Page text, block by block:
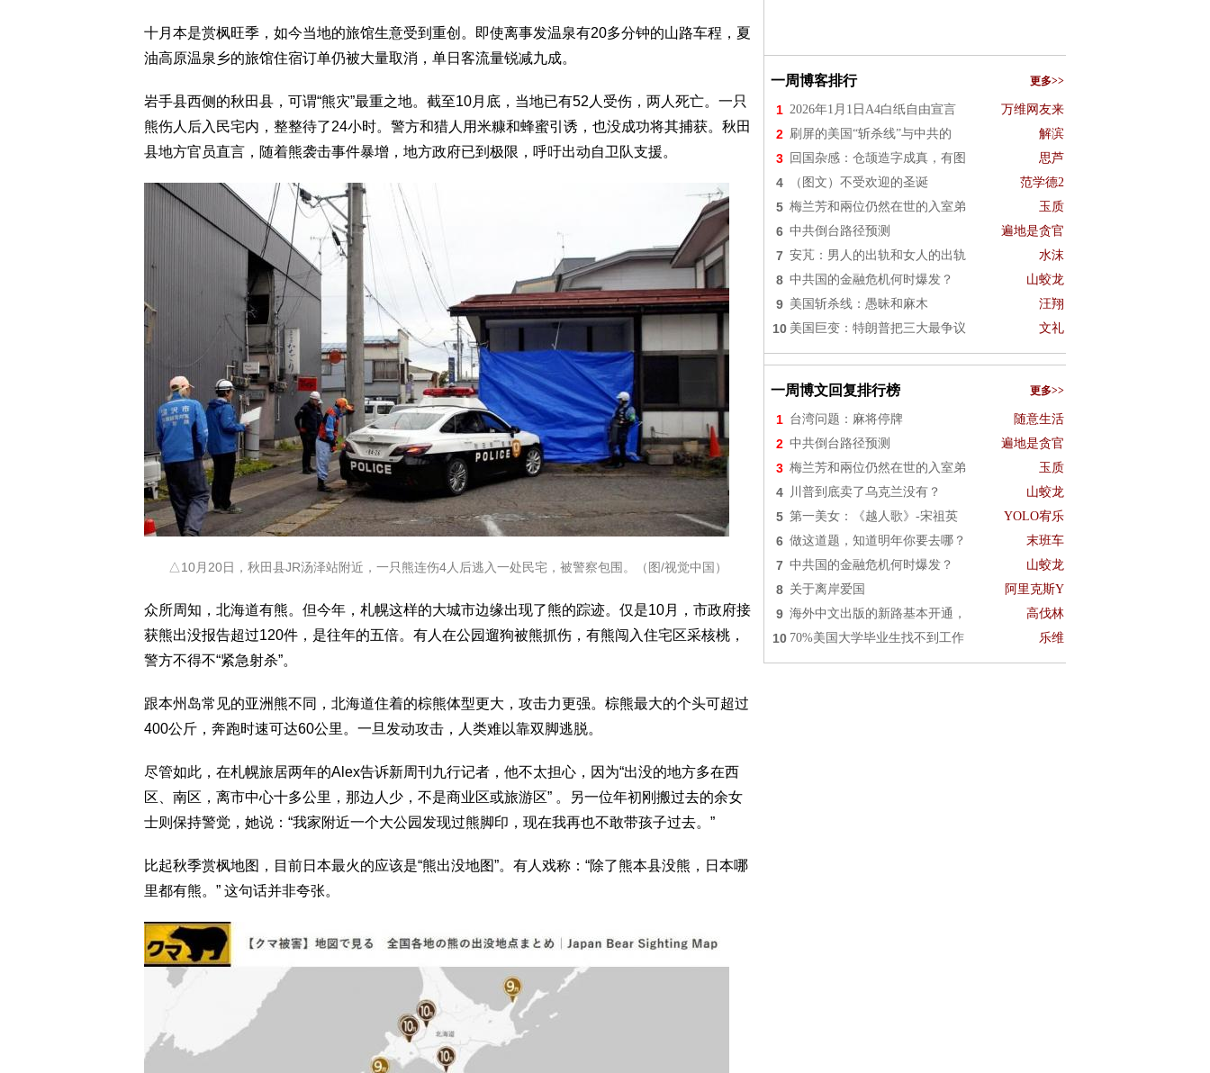
十月本是赏枫旺季，如今当地的旅馆生意受到重创。即使离事发温泉有20多分钟的山路车程，夏
油高原温泉乡的旅馆住宿订单仍被大量取消，单日客流量锐减九成。
岩手县西侧的秋田县，可谓“熊灾”最重之地。截至10月底，当地已有52人受伤，两人死亡。一只
熊伤人后入民宅内，整整待了24小时。警方和猎人用米糠和蜂蜜引诱，也没成功将其捕获。秋田
县地方官员直言，随着熊袭击事件暴增，地方政府已到极限，呼吁出动自卫队支援。
△10月20日，秋田县JR汤泽站附近，一只熊连伤4人后逃入一处民宅，被警察包围。（图/视觉中国）
众所周知，北海道有熊。但今年，札幌这样的大城市边缘出现了熊的踪迹。仅是10月，市政府接
获熊出没报告超过120件，是往年的五倍。有人在公园遛狗被熊抓伤，有熊闯入住宅区采核桃，
警方不得不“紧急射杀”。
跟本州岛常见的亚洲熊不同，北海道住着的棕熊体型更大，攻击力更强。棕熊最大的个头可超过
400公斤，奔跑时速可达60公里。一旦发动攻击，人类难以靠双脚逃脱。
尽管如此，在札幌旅居两年的Alex告诉新周刊九行记者，他不太担心，因为“出没的地方多在西
区、南区，离市中心十多公里，那边人少，不是商业区或旅游区” 。另一位年初刚搬过去的余女
士则保持警觉，她说：“我家附近一个大公园发现过熊脚印，现在我再也不敢带孩子过去。”
比起秋季赏枫地图，目前日本最火的应该是“熊出没地图”。有人戏称：“除了熊本县没熊，日本哪
里都有熊。” 这句话并非夸张。
一周博客排行 更多>>
1 2026年1月1日A4白纸自由宣言 万维网友来
2 刷屏的美国“斩杀线”与中共的 解滨
3 回国杂感：仓颉造字成真，有图 思芦
4 （图文）不受欢迎的圣诞 范学德2
5 梅兰芳和兩位仍然在世的入室弟 玉质
6 中共倒台路径预测 遍地是贪官
7 安芃：男人的出轨和女人的出轨 水沫
8 中共国的金融危机何时爆发？ 山蛟龙
9 美国斩杀线：愚昧和麻木 汪翔
10 美国巨变：特朗普把三大最争议 文礼
一周博文回复排行榜 更多>>
1 台湾问题：麻将停牌 随意生活
2 中共倒台路径预测 遍地是贪官
3 梅兰芳和兩位仍然在世的入室弟 玉质
4 川普到底卖了乌克兰没有？ 山蛟龙
5 第一美女：《越人歌》-宋祖英 YOLO宥乐
6 做这道题，知道明年你要去哪？ 末班车
7 中共国的金融危机何时爆发？ 山蛟龙
8 关于离岸爱国 阿里克斯Y
9 海外中文出版的新路基本开通， 高伐林
10 70%美国大学毕业生找不到工作 乐维